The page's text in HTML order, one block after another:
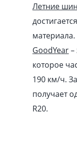
Летние
GoodYear–
которое
190 км/ч.
получает
R20.